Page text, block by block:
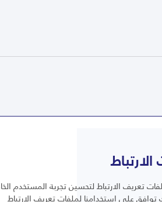
أسئلة متداولة
تعريف الارتباط لتحسين تجربة المستخدم
على استخدامنا لملفات تعريف الارتباط